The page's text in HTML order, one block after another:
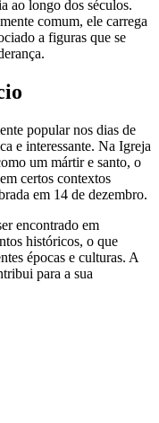
ao longo dos séculos.
comum, ele carrega
a figuras que se
popular nos dias de
e interessante. Na Igreja
um mártir e santo, o
certos contextos
em 14 de dezembro.
encontrado em
históricos, o que
épocas e culturas. A
para a sua